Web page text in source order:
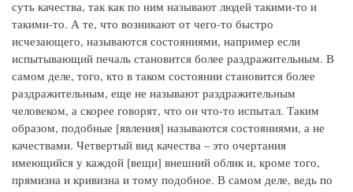
суть качества, так как по ним называют людей такими-то и
такими-то. А те, что возникают от чего-то быстро
исчезающего, называются состояниями, например если
испытывающий печаль становится более раздражительным. В
самом деле, того, кто в таком состоянии становится более
раздражительным, еще не называют раздражительным
человеком, а скорее говорят, что он что-то испытал. Таким
образом, подобные [явления] называются состояниями, а не
качествами. Четвертый вид качества – это очертания
имеющийся у каждой [вещи] внешний облик и, кроме того,
прямизна и кривизна и тому подобное. В самом деле, ведь по